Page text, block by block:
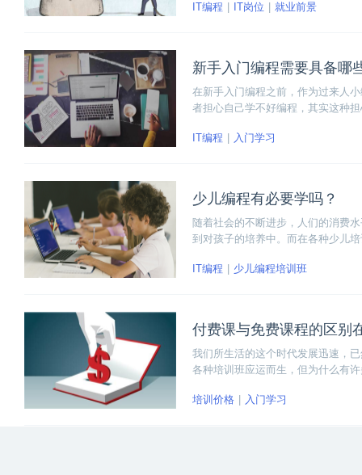
展的岗位。
IT编程 IT岗位 就业前景
新手入门编程需要具备哪
在新手入门编程之前，作为过来人
者担心自己学不好编程，其实这种
哪些素质呢？或者换句话说，在学
IT编程 入门学习
少儿编程有必要学吗？
随着社会的不断进步，人们的消费
到对孩子的培养中。而在各种少儿
孩子的逻辑思维
IT编程 少儿编程培训班
付费课与免费课程的区别
我们所生活的这个时代发展迅速，
各种培训班应运而生，但为什么有
培训价格
入门学习